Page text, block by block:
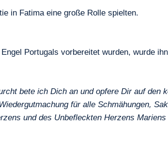
in Fatima eine große Rolle spielten.
Portugals vorbereitet wurden, wurde
bete ich Dich an und opfere Dir auf den
für alle Schmähungen,
und des Unbefleckten Herzens